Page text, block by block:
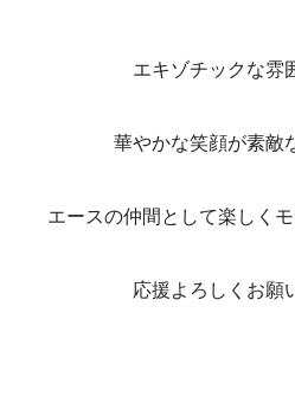
エキゾチックな雰
華やかな笑顔が素敵
エースの仲間として楽しく
応援よろしくお願